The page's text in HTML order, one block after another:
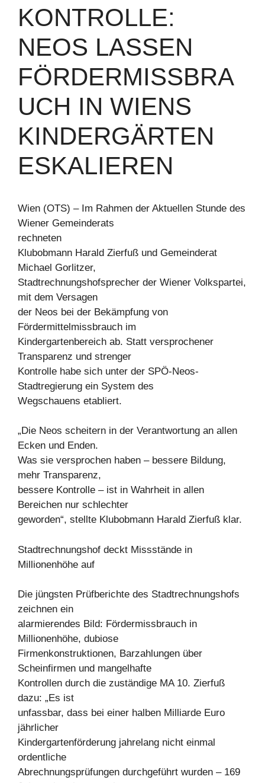
ONTROLLE: N
EOS LASSEN F
ÖRDERMISSBRAU
CH IN WIENS K
INDERGÄRTEN E
SKALIEREN
Wien (OTS) – Im Rahmen der Aktuellen Stunde des
Wiener Gemeinderats
rechneten
Klubobmann Harald Zierfuß und Gemeinderat
Michael Gorlitzer,
Stadtrechnungshofsprecher der Wiener Volkspartei,
mit dem Versagen
der Neos bei der Bekämpfung von
Fördermittelmissbrauch im
Kindergartenbereich ab. Statt versprochener
Transparenz und strenger
Kontrolle habe sich unter der SPÖ-Neos-
Stadtregierung ein System des
Wegschauens etabliert.
„Die Neos scheitern in der Verantwortung an allen
Ecken und Enden.
Was sie versprochen haben – bessere Bildung,
mehr Transparenz,
bessere Kontrolle – ist in Wahrheit in allen
Bereichen nur schlechter
geworden“, stellte Klubobmann Harald Zierfuß klar.
Stadtrechnungshof deckt Missstände in
Millionenhöhe auf
Die jüngsten Prüfberichte des Stadtrechnungshofs
zeichnen ein
alarmierendes Bild: Fördermissbrauch in
Millionenhöhe, dubiose
Firmenkonstruktionen, Barzahlungen über
Scheinfirmen und mangelhafte
Kontrollen durch die zuständige MA 10. Zierfuß
dazu: „Es ist
unfassbar, dass bei einer halben Milliarde Euro
jährlicher
Kindergartenförderung jahrelang nicht einmal
ordentliche
Abrechnungsprüfungen durchgeführt wurden – 169